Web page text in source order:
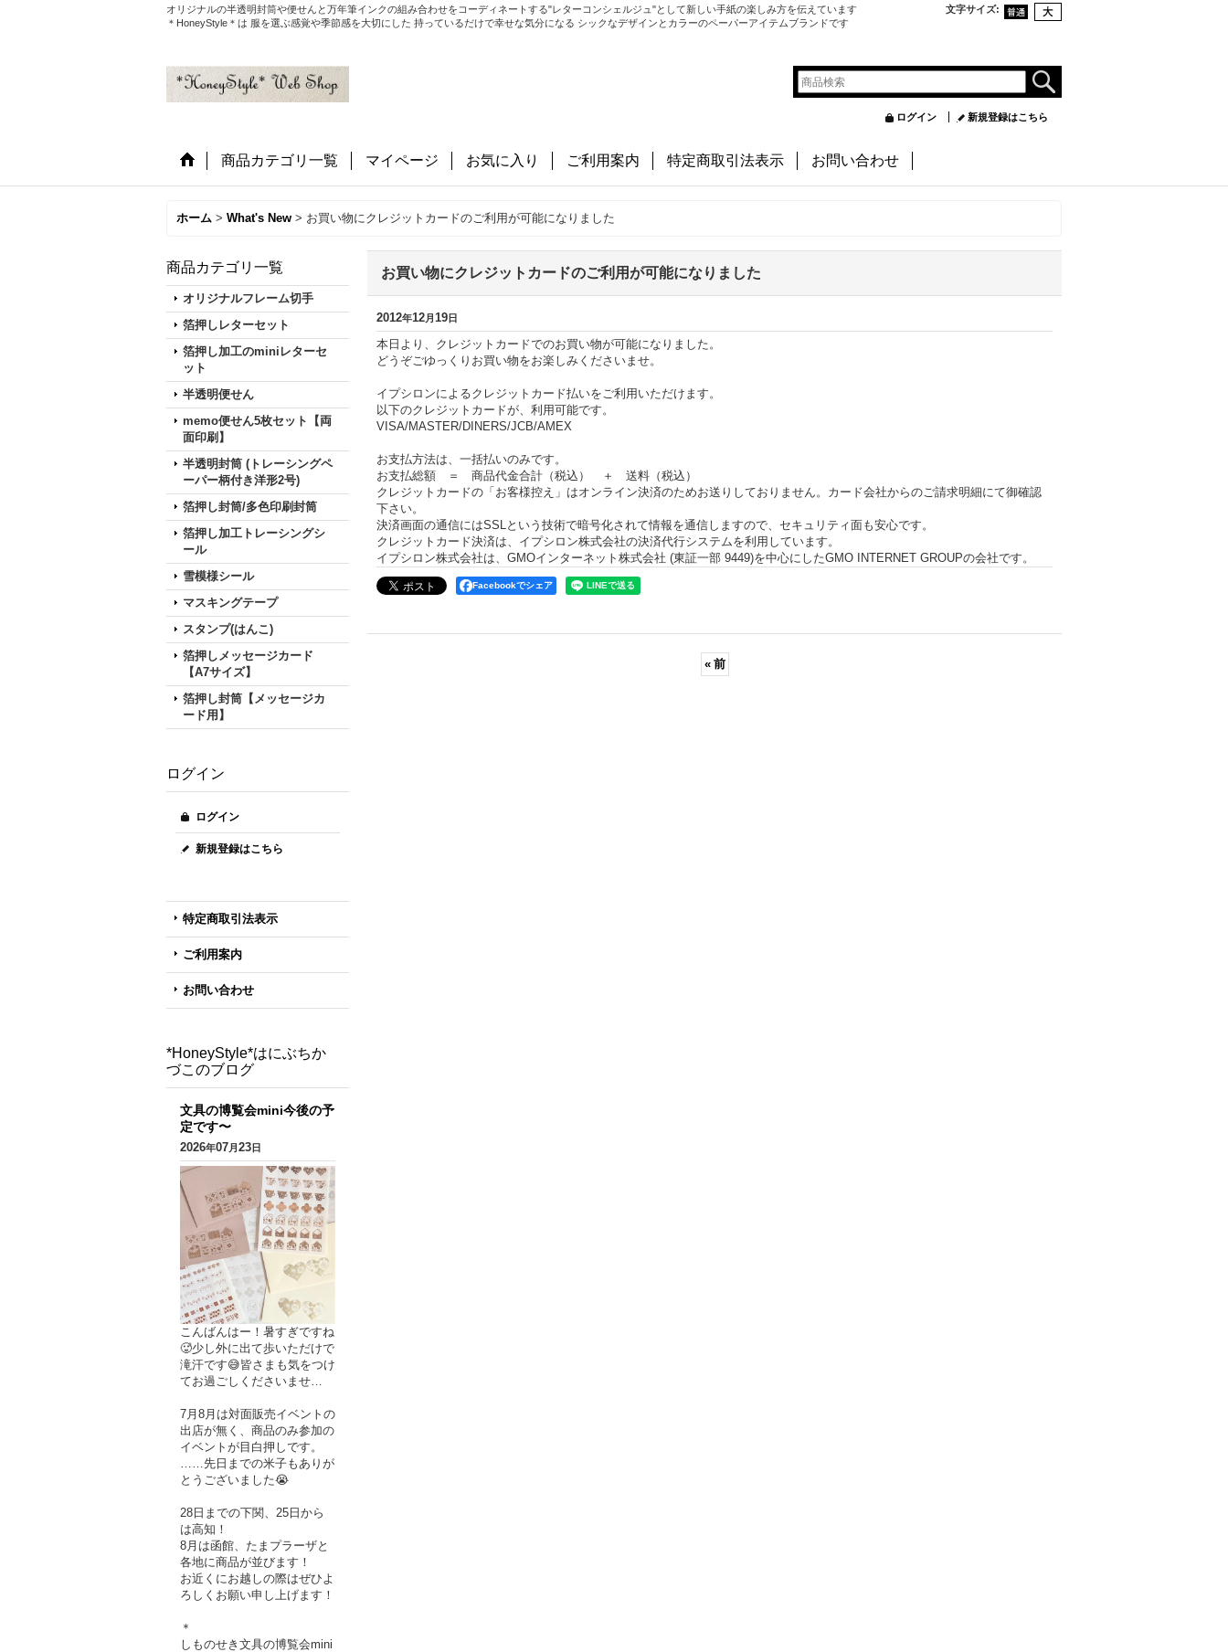
オリジナルの半透明封筒や便せんと万年筆インクの組み合わせをコーディネートする"レターコンシェルジュ"として新しい手紙の楽しみ方を伝えています
＊HoneyStyle＊は 服を選ぶ感覚や季節感を大切にした 持っているだけで幸せな気分になる シックなデザインとカラーのペーパーアイテムブランドです
文字サイズ:
ログイン 新規登録はこちら
商品カテゴリ一覧 マイページ お気に入り ご利用案内 特定商取引法表示 お問い合わせ
ホーム > What's New > お買い物にクレジットカードのご利用が可能になりました
商品カテゴリ一覧
オリジナルフレーム切手
箔押しレターセット
箔押し加工のminiレターセ
ット
半透明便せん
memo便せん5枚セット【両
面印刷】
半透明封筒 (トレーシングペ
ーパー柄付き洋形2号)
箔押し封筒/多色印刷封筒
箔押し加工トレーシングシ
ール
雪模様シール
マスキングテープ
スタンプ(はんこ)
箔押しメッセージカード
【A7サイズ】
箔押し封筒【メッセージカ
ード用】
ログイン
ログイン
新規登録はこちら
特定商取引法表示
ご利用案内
お問い合わせ
*HoneyStyle*はにぶちか
づこのブログ
文具の博覧会mini今後の予
定です〜
2026年07月23日
こんばんはー！暑すぎですね
🥵少し外に出て歩いただけで
滝汗です😅皆さまも気をつけ
てお過ごしくださいませ…
7月8月は対面販売イベントの
出店が無く、商品のみ参加の
イベントが目白押しです。
……先日までの米子もありが
とうございました😭
28日までの下関、25日から
は高知！
8月は函館、たまプラーザと
各地に商品が並びます！
お近くにお越しの際はぜひよ
ろしくお願い申し上げます！
＊
しものせき文具の博覧会mini
お買い物にクレジットカードのご利用が可能になりました
2012年12月19日
本日より、クレジットカードでのお買い物が可能になりました。
どうぞごゆっくりお買い物をお楽しみくださいませ。
イプシロンによるクレジットカード払いをご利用いただけます。
以下のクレジットカードが、利用可能です。
VISA/MASTER/DINERS/JCB/AMEX
お支払方法は、一括払いのみです。
お支払総額 ＝ 商品代金合計（税込） ＋ 送料（税込）
クレジットカードの「お客様控え」はオンライン決済のためお送りしておりません。カード会社からのご請求明細にて御確認
下さい。
決済画面の通信にはSSLという技術で暗号化されて情報を通信しますので、セキュリティ面も安心です。
クレジットカード決済は、イプシロン株式会社の決済代行システムを利用しています。
イプシロン株式会社は、GMOインターネット株式会社 (東証一部 9449)を中心にしたGMO INTERNET GROUPの会社です。
Facebookでシェア
« 前